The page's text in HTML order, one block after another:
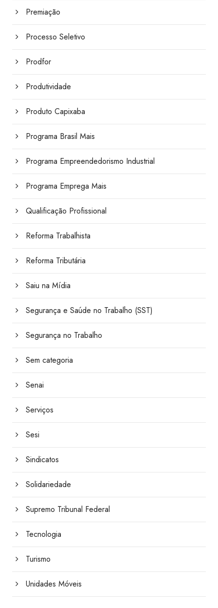
Premiação
Processo Seletivo
Prodfor
Produtividade
Produto Capixaba
Programa Brasil Mais
Programa Empreendedorismo Industrial
Programa Emprega Mais
Qualificação Profissional
Reforma Trabalhista
Reforma Tributária
Saiu na Mídia
Segurança e Saúde no Trabalho (SST)
Segurança no Trabalho
Sem categoria
Senai
Serviços
Sesi
Sindicatos
Solidariedade
Supremo Tribunal Federal
Tecnologia
Turismo
Unidades Móveis